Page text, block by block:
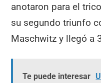
anotaron para el
su segundo triunfo
Maschwitz y llegó a
Te puede interesar